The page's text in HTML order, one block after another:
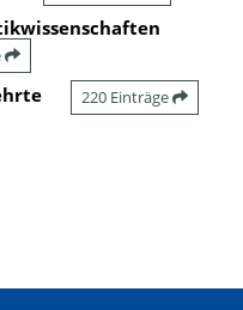
220 Einträge